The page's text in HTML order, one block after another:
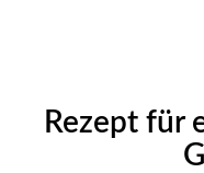
Rezept für